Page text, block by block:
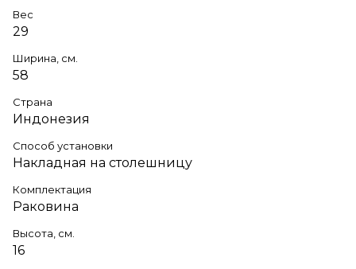
Вес
29
Ширина, см.
58
Страна
Индонезия
Способ установки
Накладная на столешницу
Комплектация
Раковина
Высота, см.
16